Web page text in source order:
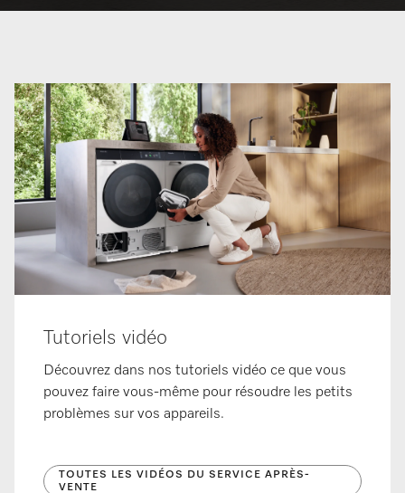
Tutoriels vidéo
Découvrez dans nos tutoriels vidéo ce que vous
pouvez faire vous-même pour résoudre les petits
problèmes sur vos appareils.
TOUTES LES VIDÉOS DU SERVICE APRÈS-
VENTE